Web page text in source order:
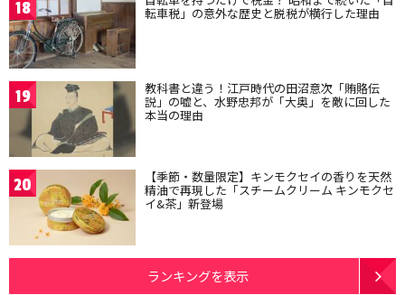
18 転車税」の意外な歴史と脱税が横行した理由
19 教科書と違う！江戸時代の田沼意次「賄賂伝
説」の嘘と、水野忠邦が「大奥」を敵に回した
本当の理由
20 【季節・数量限定】キンモクセイの香りを天然
精油で再現した「スチームクリーム キンモクセ
イ&茶」新登場
ランキングを表示